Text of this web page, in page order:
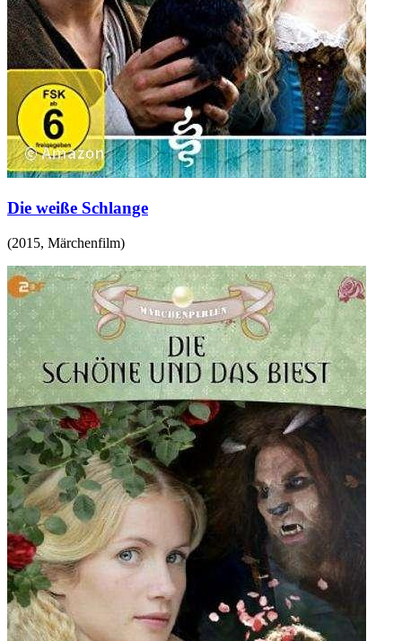
Die weiße Schlange
(2015, Märchenfilm)